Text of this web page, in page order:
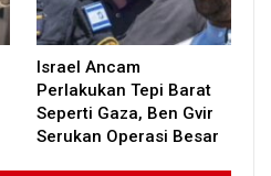
Israel Ancam
Perlakukan Tepi Barat
Seperti Gaza, Ben Gvir
Serukan Operasi Besar